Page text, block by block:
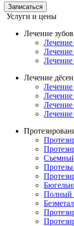
Записаться
Услуги и цены
Лечение зубов
Лечение
Лечение
Лечение
Лечение дёсен
Лечение
Лечение
Лечение
Лечение
Протезы
Полный